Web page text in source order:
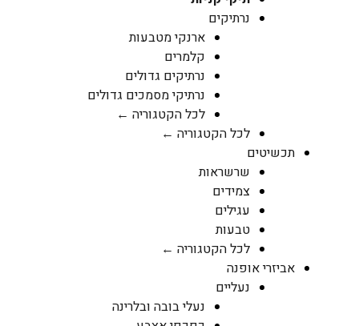
נרתיקים
ארנקי מטבעות
קלמרים
נרתיקים גדולים
נרתיקי מסמכים גדולים
לכל הקטגוריה ←
לכל הקטגוריה ←
תכשיטים
שרשראות
צמידים
עגילים
טבעות
לכל הקטגוריה ←
אביזרי אופנה
נעליים
נעלי בובה ובלרינה